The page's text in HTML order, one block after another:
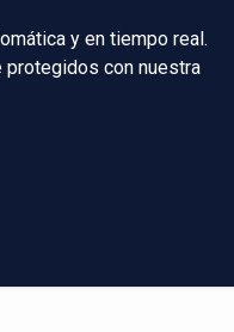
y en tiempo real.
protegidos con nuestra